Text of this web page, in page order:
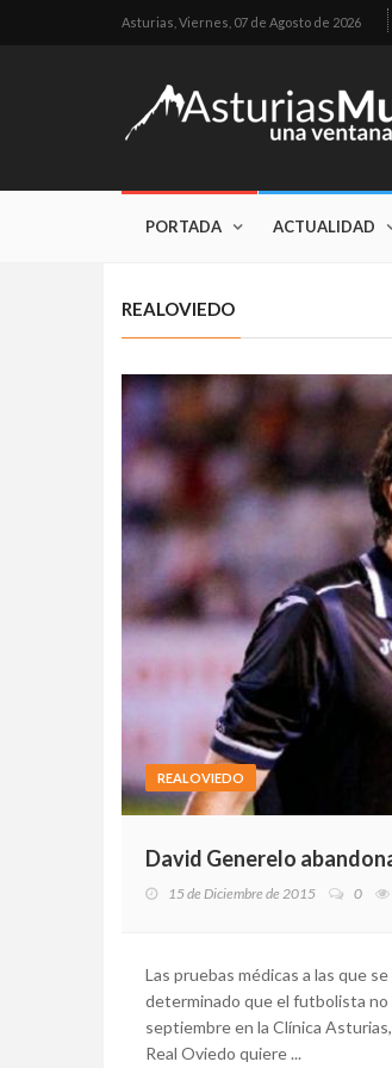
Asturias, Viernes, 07 de Agosto de 2026
PORTADA ACTUALIDAD
REALOVIEDO
REALOVIEDO
David Generelo
15 de Diciembre de 2015 0
Las pruebas médicas a las que
determinado que el futbolista
septiembre en la Clínica
Real Oviedo quiere ...